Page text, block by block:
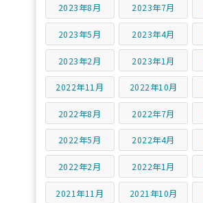
2023年8月 2023年7月
2023年5月 2023年4月
2023年2月 2023年1月
2022年11月 2022年10月
2022年8月 2022年7月
2022年5月 2022年4月
2022年2月 2022年1月
2021年11月 2021年10月